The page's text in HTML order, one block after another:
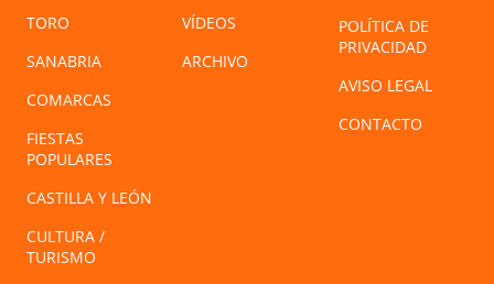
TORO
SANABRIA
COMARCAS
FIESTAS
POPULARES
CASTILLA Y LEÓN
CULTURA /
TURISMO
VÍDEOS
ARCHIVO
POLÍTICA DE
PRIVACIDAD
AVISO LEGAL
CONTACTO